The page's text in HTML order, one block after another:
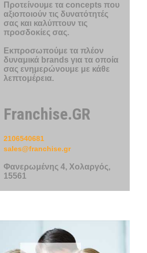
Προτείνουμε τα concepts που
αξιοποιούν τις δυνατότητές
σας και καλύπτουν τις
προσδοκίες σας.
Εκπροσωπούμε τα πλέον
δυναμικά brands για τα οποία
σας ενημερώνουμε με κάθε
λεπτομέρεια.
Franchise.GR
2106540681
sales@franchise.gr
Φανερωμένης 4, Χολαργός,
15561